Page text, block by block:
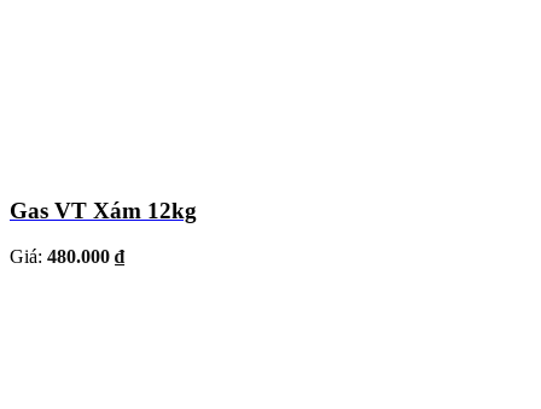
Gas VT Xám 12kg
Giá: 480.000 ₫